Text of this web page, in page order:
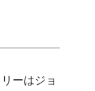
ーはジョ